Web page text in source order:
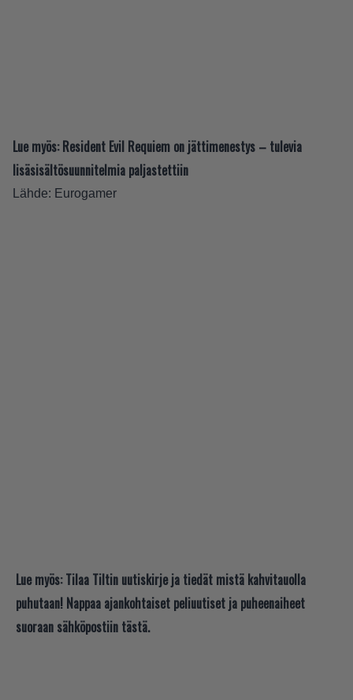
Lue myös: Resident Evil Requiem on jättimenestys – tulevia
lisäsisältösuunnitelmia paljastettiin
Lähde: Eurogamer
Lue myös: Tilaa Tiltin uutiskirje ja tiedät mistä kahvitauolla
puhutaan! Nappaa ajankohtaiset peliuutiset ja puheenaiheet
suoraan sähköpostiin tästä.